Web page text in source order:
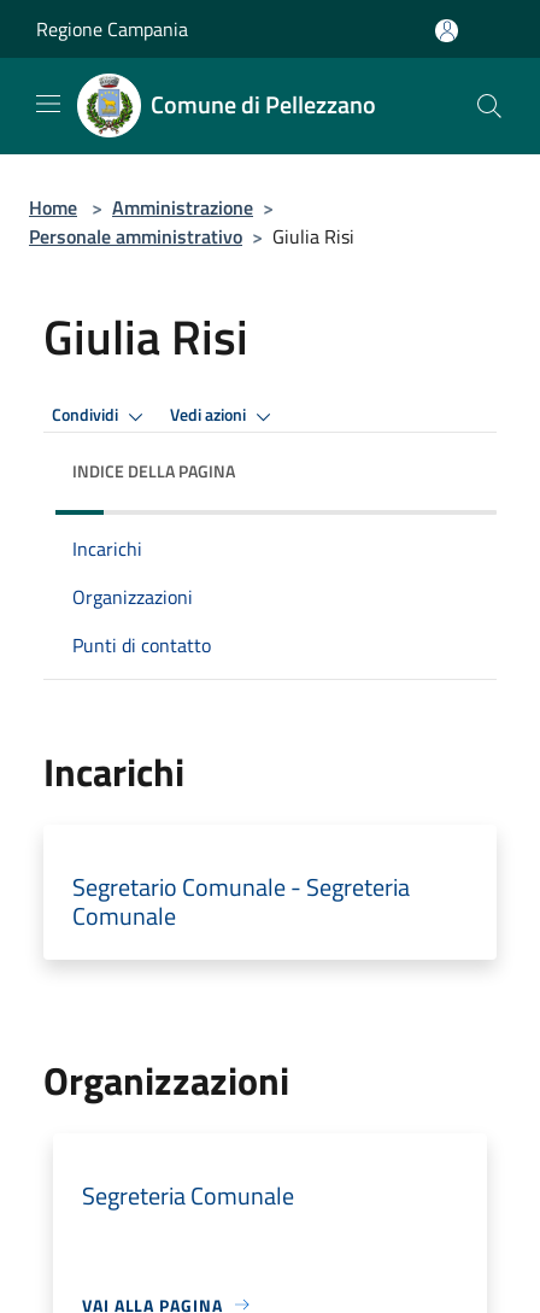
Regione Campania
Comune di Pellezzano
Home > Amministrazione >
Personale amministrativo > Giulia Risi
Giulia Risi
Condividi Vedi azioni
INDICE DELLA PAGINA
Incarichi
Organizzazioni
Punti di contatto
Incarichi
Segretario Comunale - Segreteria
Comunale
Organizzazioni
Segreteria Comunale
VAI ALLA PAGINA